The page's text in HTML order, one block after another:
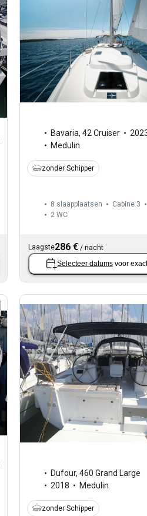
Bavaria, 42 Cruiser
Medulin
zonder Schipper
8 slaapplaatsen Cabine 3
2 WC
Laagste286 €/ nacht
Selecteer datums voor
Dufour, 460 Grand Large
2018
Medulin
zonder Schipper